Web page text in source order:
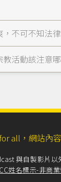
不可不知法律
活動該注意
all，網站內
與自製影片以
CC姓名標示-非商